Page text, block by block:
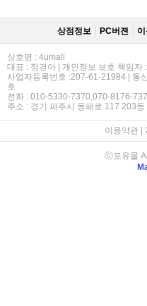
상점정보 PC버젼
상호명 : 4umall
대표 : 정경아 | 개인정보 보호 책임자 :
사업자등록번호 :207-61-21984 | 통
호
전화 : 010-5330-7370,070-8176-
주소 : 경기 파주시 동패로 117 203
이용약관|
ⓒ포유몰